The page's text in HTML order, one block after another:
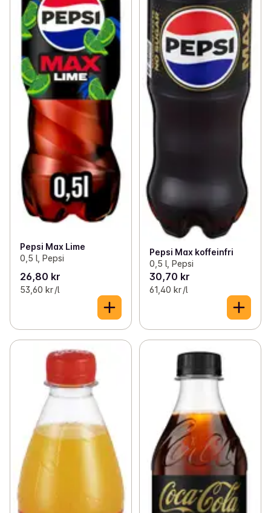
Pepsi Max Lime
0,5 l, Pepsi
26,80 kr
53,60 kr /l
Pepsi Max koffeinfri
0,5 l, Pepsi
30,70 kr
61,40 kr /l